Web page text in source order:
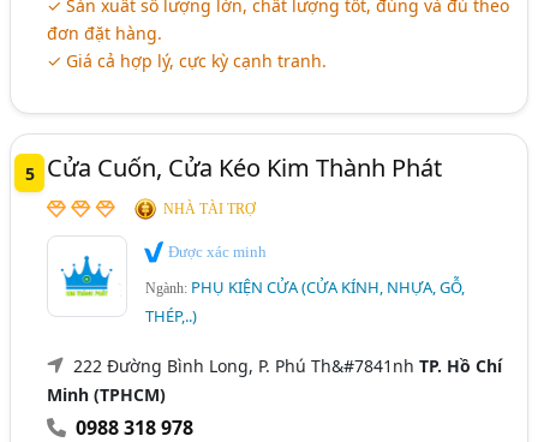
✓ Sản xuất số lượng lớn, chất lượng tốt, đúng và đủ theo
đơn đặt hàng.
✓ Giá cả hợp lý, cực kỳ cạnh tranh.
5 Cửa Cuốn, Cửa Kéo Kim Thành Phát
NHÀ TÀI TRỢ
Được xác minh
Ngành: PHỤ KIỆN CỬA (CỬA KÍNH, NHỰA, GỖ,
THÉP,..)
222 Đường Bình Long, P. Phú Th&#7841nhTP. Hồ Chí
Minh (TPHCM)
0988 318 978